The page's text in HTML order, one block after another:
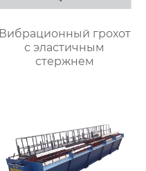
Вибрационный грохот
с эластичным
стержнем